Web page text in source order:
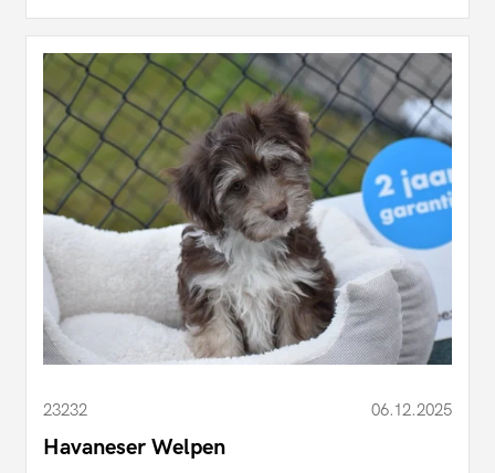
23232 06.12.2025
Havaneser Welpen